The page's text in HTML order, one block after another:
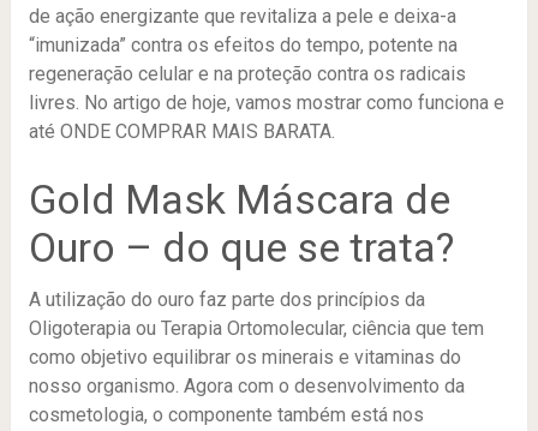
de ação energizante que revitaliza a pele e deixa-a
“imunizada” contra os efeitos do tempo, potente na
regeneração celular e na proteção contra os radicais
livres. No artigo de hoje, vamos mostrar como funciona e
até ONDE COMPRAR MAIS BARATA.
Gold Mask Máscara de
Ouro – do que se trata?
A utilização do ouro faz parte dos princípios da
Oligoterapia ou Terapia Ortomolecular, ciência que tem
como objetivo equilibrar os minerais e vitaminas do
nosso organismo. Agora com o desenvolvimento da
cosmetologia, o componente também está nos